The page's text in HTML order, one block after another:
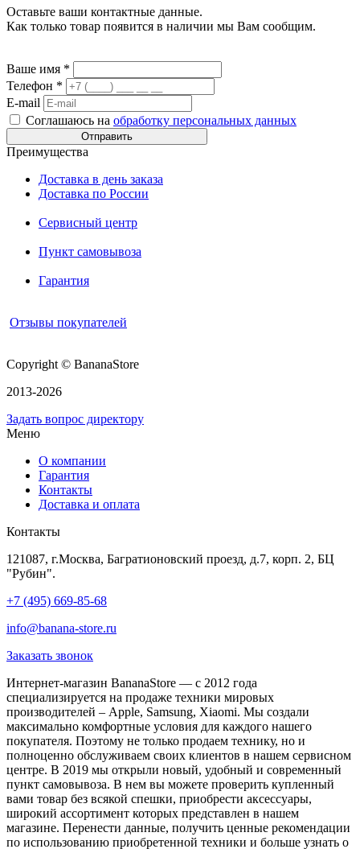
Оставьте ваши контактные данные.
Как только товар появится в наличии мы Вам сообщим.
Ваше имя *
Телефон *
E-mail
Соглашаюсь на обработку персональных данных
Преимущества
Доставка в день заказа
Доставка по России
Сервисный центр
Пункт самовывоза
Гарантия
Отзывы покупателей
Copyright © BananaStore
2013-2026
Задать вопрос директору
Меню
О компании
Гарантия
Контакты
Доставка и оплата
Контакты
121087, г.Москва, Багратионовский проезд, д.7, корп. 2, БЦ
"Рубин".
+7 (495) 669-85-68
info@banana-store.ru
Заказать звонок
Интернет-магазин BananaStore — с 2012 года
специализируется на продаже техники мировых
производителей – Apple, Samsung, Xiaomi. Мы создали
максимально комфортные условия для каждого нашего
покупателя. Поэтому не только продаем технику, но и
полноценно обслуживаем своих клиентов в нашем сервисном
центре. В 2019 мы открыли новый, удобный и современный
пункт самовывоза. В нем вы можете проверить купленный
вами товар без всякой спешки, приобрести аксессуары,
широкий ассортимент которых представлен в нашем
магазине. Перенести данные, получить ценные рекомендации
по использованию приобретенной техники и больше узнать о